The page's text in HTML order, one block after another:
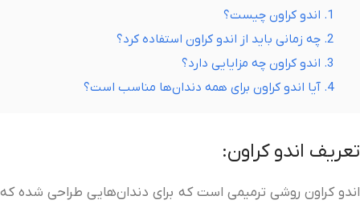
1. اندو کراون چیست؟
2. چه زمانی باید از اندو کراون استفاده کرد؟
3. اندو کراون چه مزایایی دارد؟
4. آیا اندو کراون برای همه دندان‌ها مناسب است؟
تعریف اندو کراون:
اندو کراون روشی ترمیمی است که برای دندان‌هایی طراحی شده که